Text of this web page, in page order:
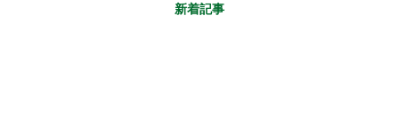
新着記事